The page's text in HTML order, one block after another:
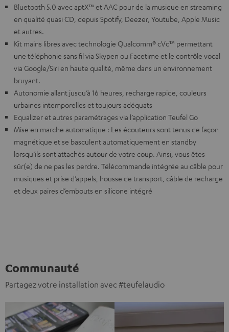
Bluetooth 5.0 avec aptX™ et AAC pour de la musique en streaming
en qualité quasi CD, depuis Spotify, Deezer, Youtube, Apple Music
et autres.
Kit mains libres avec technologie Qualcomm® cVc™ permettant
une téléphonie sans fil via Skypen ou Facetime et le contrôle vocal
via Google/Siri en haute qualité, même dans un environnement
bruyant.
Autonomie allant jusqu’à 16 heures, recharge rapide, couleurs
urbaines intemporelles et toujours adéquats
Equalizer et autres paramétrages via l’application Teufel Go
Mise en marche automatique : Les écouteurs sont tenus de façon
magnétique et se basculent automatiquement en standby
lorsqu’ils sont attachés autour de votre coup. Ainsi, vous êtes
sûr(e) de ne pas les perdre. Télécommande intégrée au câble pour
musiques et prise d’appels, housse de transport, câble de recharge
et deux paires d’embouts en silicone intégré
Communauté
Partagez votre installation avec #teufelaudio